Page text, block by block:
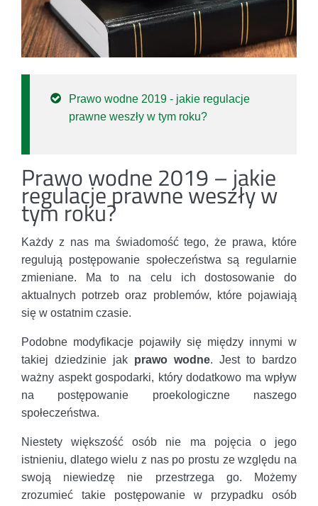
Prawo wodne 2019 - jakie regulacje
prawne weszły w tym roku?
Prawo wodne 2019 – jakie
regulacje prawne weszły w
tym roku?
Każdy z nas ma świadomość tego, że prawa, które
regulują postępowanie społeczeństwa są regularnie
zmieniane. Ma to na celu ich dostosowanie do
aktualnych potrzeb oraz problemów, które pojawiają
się w ostatnim czasie.
Podobne modyfikacje pojawiły się między innymi w
takiej dziedzinie jak prawo wodne. Jest to bardzo
ważny aspekt gospodarki, który dodatkowo ma wpływ
na postępowanie proekologiczne naszego
społeczeństwa.
Niestety większość osób nie ma pojęcia o jego
istnieniu, dlatego wielu z nas po prostu ze względu na
swoją niewiedzę nie przestrzega go. Możemy
zrozumieć takie postępowanie w przypadku osób